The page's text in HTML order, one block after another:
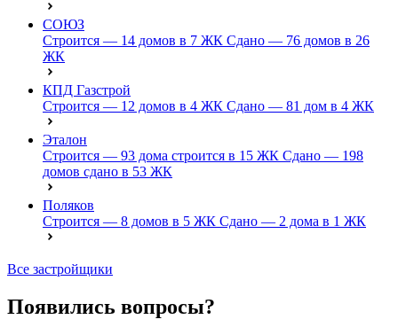
СОЮЗ
Строится — 14 домов в 7 ЖК Сдано — 76 домов в 26
ЖК
КПД Газстрой
Строится — 12 домов в 4 ЖК Сдано — 81 дом в 4 ЖК
Эталон
Строится — 93 дома строится в 15 ЖК Сдано — 198
домов сдано в 53 ЖК
Поляков
Строится — 8 домов в 5 ЖК Сдано — 2 дома в 1 ЖК
Все застройщики
Появились вопросы?